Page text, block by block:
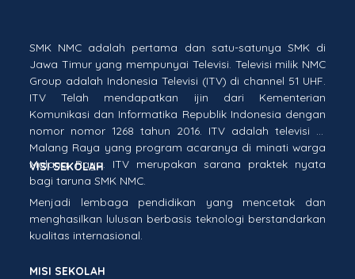
SMK NMC adalah pertama dan satu-satunya SMK di
Jawa Timur yang mempunyai Televisi. Televisi milik NMC
Group adalah Indonesia Televisi (ITV) di channel 51 UHF.
ITV Telah mendapatkan ijin dari Kementerian
Komunikasi dan Informatika Republik Indonesia dengan
nomor nomor 1268 tahun 2016. ITV adalah televisi di
Malang Raya yang program acaranya di minati warga
Malang Raya. ITV merupakan sarana praktek nyata
bagi taruna SMK NMC.
VISI SEKOLAH
Menjadi lembaga pendidikan yang mencetak dan
menghasilkan lulusan berbasis teknologi berstandarkan
kualitas internasional.
MISI SEKOLAH